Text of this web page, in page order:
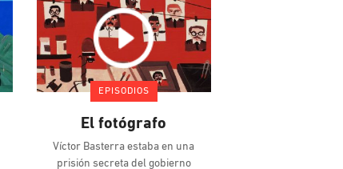
EPISODIOS
El fotógrafo
Víctor Basterra estaba en una
prisión secreta del gobierno